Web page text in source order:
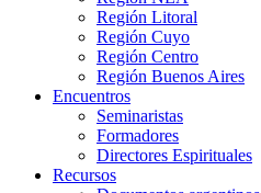
Región Litoral
Región Cuyo
Región Centro
Región Buenos Aires
Encuentros
Seminaristas
Formadores
Directores Espirituales
Recursos